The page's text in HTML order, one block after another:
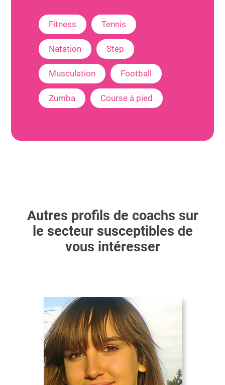
Fitness Tennis
Natation Step
Musculation Football
Zumba Course à pied
Autres profils de coachs sur
le secteur susceptibles de
vous intéresser